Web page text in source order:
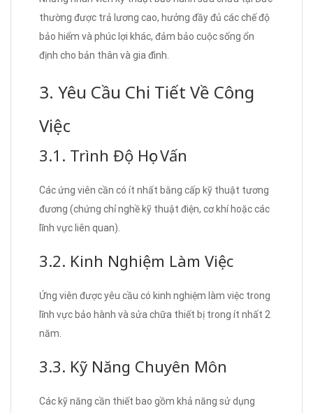
thường được trả lương cao, hưởng đầy đủ các chế độ
bảo hiểm và phúc lợi khác, đảm bảo cuộc sống ổn
định cho bản thân và gia đình.
3. Yêu Cầu Chi Tiết Về Công
Việc
3.1. Trình Độ Học Vấn
Các ứng viên cần có ít nhất bằng cấp kỹ thuật tương
đương (chứng chỉ nghề kỹ thuật điện, cơ khí hoặc các
lĩnh vực liên quan).
3.2. Kinh Nghiệm Làm Việc
Ứng viên được yêu cầu có kinh nghiệm làm việc trong
lĩnh vực bảo hành và sửa chữa thiết bị trong ít nhất 2
năm.
3.3. Kỹ Năng Chuyên Môn
Các kỹ năng cần thiết bao gồm khả năng sử dụng